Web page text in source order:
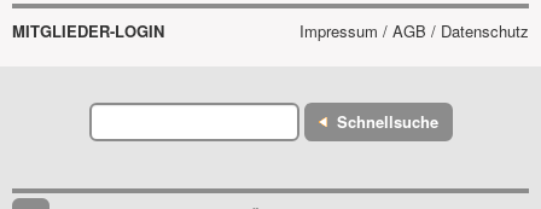
MITGLIEDER-LOGIN Impressum / AGB / Datenschutz
Schnellsuche